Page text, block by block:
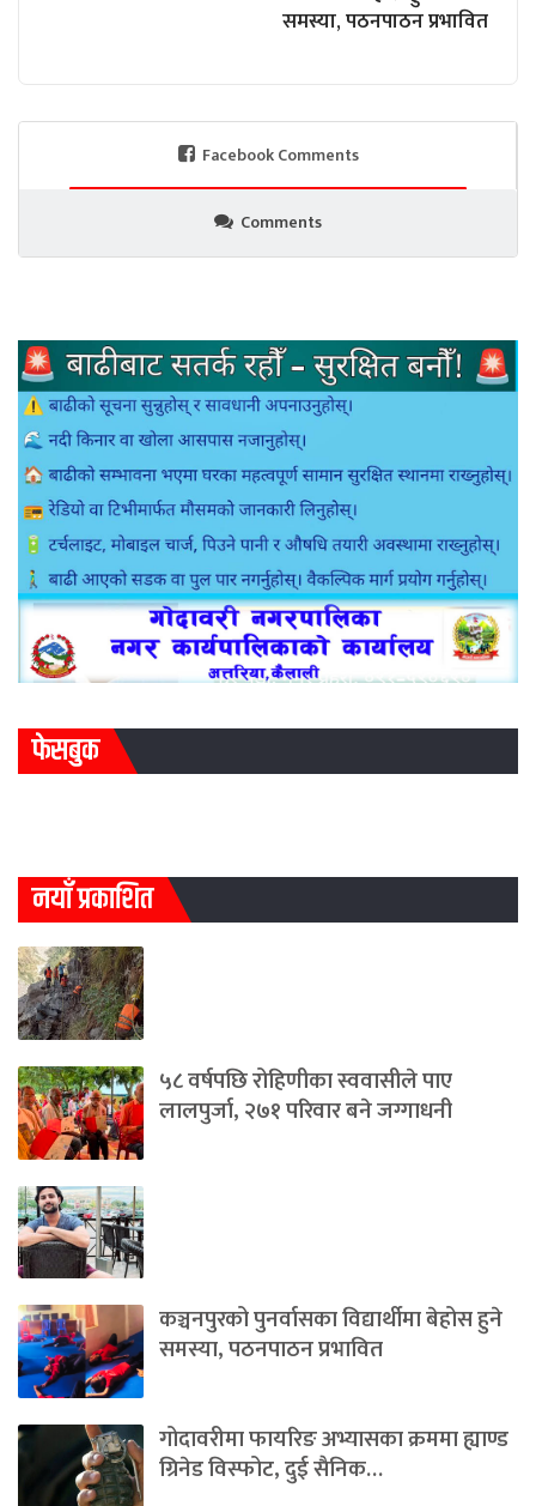
समस्या, पठनपाठन प्रभावित
Facebook Comments
Comments
फेसबुक
नयाँ प्रकाशित
५८ वर्षपछि रोहिणीका स्ववासीले पाए
लालपुर्जा, २७१ परिवार बने जग्गाधनी
कञ्चनपुरको पुनर्वासका विद्यार्थीमा बेहोस हुने
समस्या, पठनपाठन प्रभावित
गोदावरीमा फायरिङ अभ्यासका क्रममा ह्याण्ड
ग्रिनेड विस्फोट, दुई सैनिक…